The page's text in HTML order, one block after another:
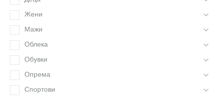
Жени
Мажи
Облека
Обувки
Опрема
Спортови